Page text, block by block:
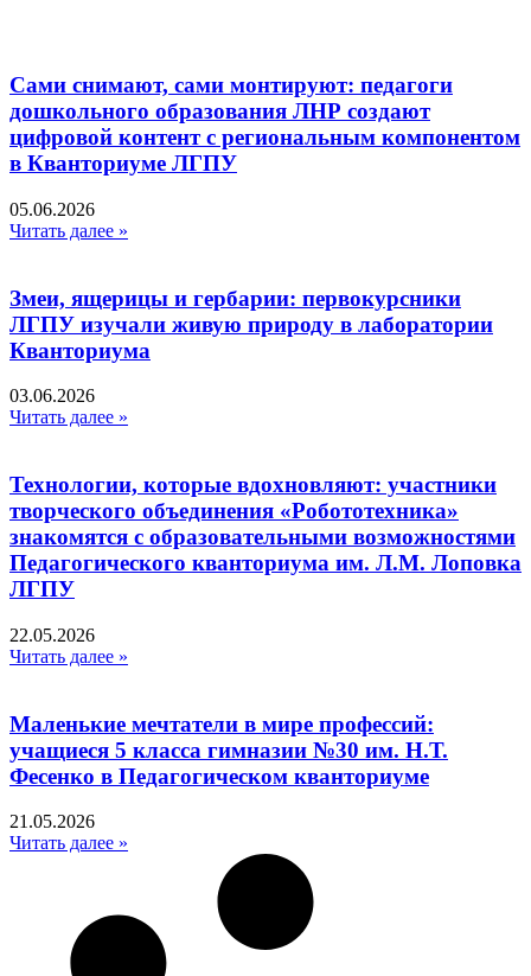
Сами снимают, сами монтируют: педагоги
дошкольного образования ЛНР создают
цифровой контент с региональным компонентом
в Кванториуме ЛГПУ​
05.06.2026
Читать далее »
Змеи, ящерицы и гербарии: первокурсники
ЛГПУ изучали живую природу в лаборатории
Кванториума
03.06.2026
Читать далее »
Технологии, которые вдохновляют: участники
творческого объединения «Робототехника»
знакомятся с образовательными возможностями
Педагогического кванториума им. Л.М. Лоповка
ЛГПУ
22.05.2026
Читать далее »
Маленькие мечтатели в мире профессий:
учащиеся 5 класса гимназии №30 им. Н.Т.
Фесенко в Педагогическом кванториуме
21.05.2026
Читать далее »